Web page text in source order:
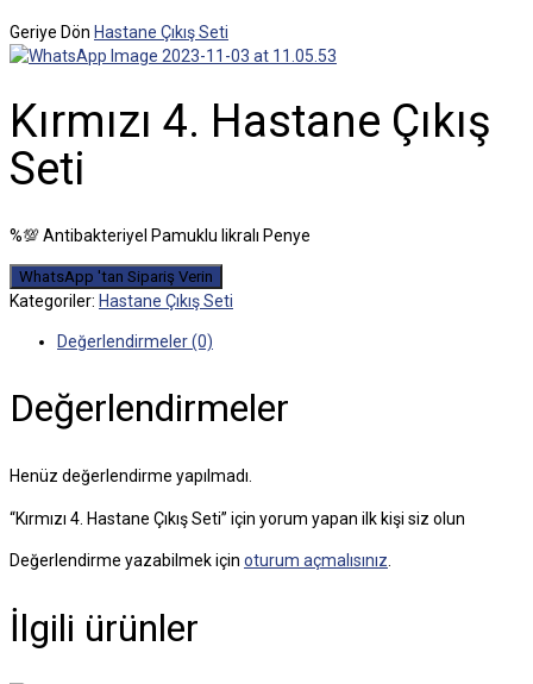
Geriye Dön Hastane Çıkış Seti
Kırmızı 4. Hastane Çıkış
Seti
%💯 Antibakteriyel Pamuklu likralı Penye
WhatsApp 'tan Sipariş Verin
Kategoriler: Hastane Çıkış Seti
Değerlendirmeler (0)
Değerlendirmeler
Henüz değerlendirme yapılmadı.
“Kırmızı 4. Hastane Çıkış Seti” için yorum yapan ilk kişi siz olun
Değerlendirme yazabilmek için oturum açmalısınız
İlgili ürünler